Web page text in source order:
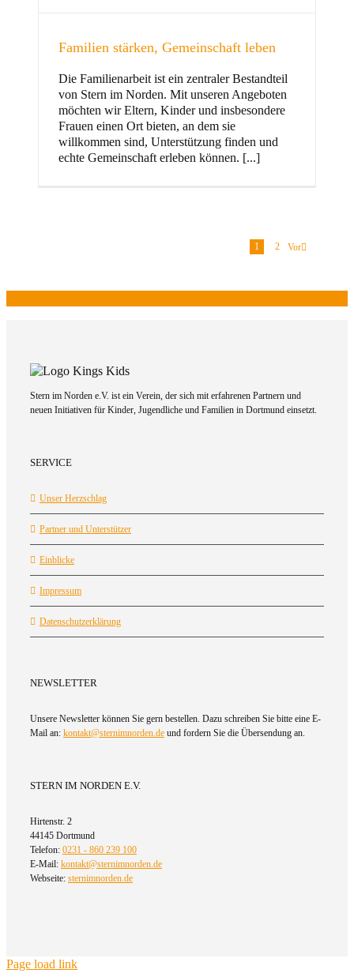
Familien stärken, Gemeinschaft leben
Die Familienarbeit ist ein zentraler Bestandteil
von Stern im Norden. Mit unseren Angeboten
möchten wir Eltern, Kinder und insbesondere
Frauen einen Ort bieten, an dem sie
willkommen sind, Unterstützung finden und
echte Gemeinschaft erleben können. [...]
1 2 Vor
Stern im Norden e.V. ist ein Verein, der sich mit erfahrenen Partnern und
neuen Initiativen für Kinder, Jugendliche und Familien in Dortmund einsetzt.
SERVICE
Unser Herzschlag
Partner und Unterstützer
Einblicke
Impressum
Datenschutzerklärung
NEWSLETTER
Unsere Newsletter können Sie gern bestellen. Dazu schreiben Sie bitte eine E-
Mail an: kontakt@sternimnorden.de und fordern Sie die Übersendung an.
STERN IM NORDEN E.V.
Hirtenstr. 2
44145 Dortmund
Telefon: 0231 - 860 239 100
E-Mail: kontakt@sternimnorden.de
Webseite: sternimnorden.de
Page load link